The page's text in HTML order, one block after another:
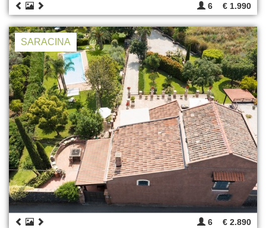
6 € 1.990
SARACINA
6 € 2.890